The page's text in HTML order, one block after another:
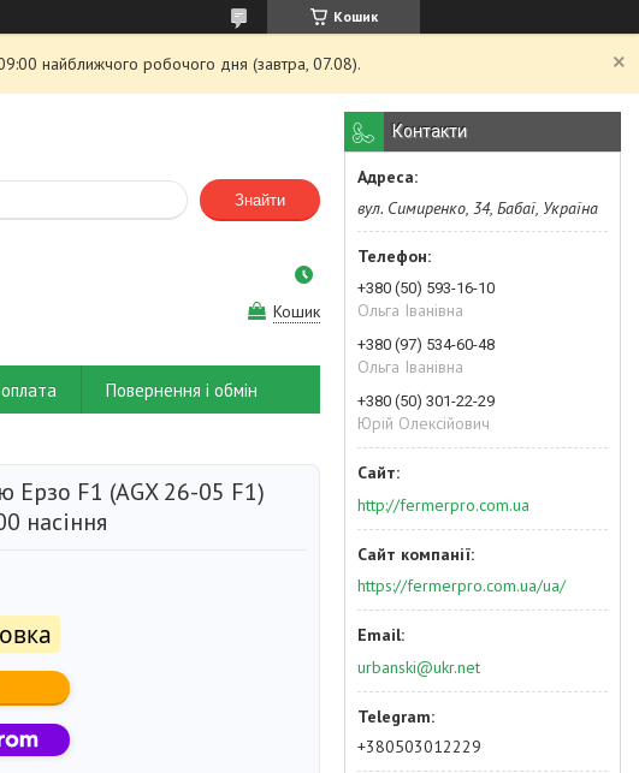
Кошик
найближчого робочого дня (завтра, 07.08).
Знайти
Кошик
Повернення і обмін
Ерзо F1 (AGX 26-05 F1)
насіння
Контакти
вул. Симиренко, 34, Бабаї, Україна
+380 (50) 593-16-10
Ольга Іванівна
+380 (97) 534-60-48
Ольга Іванівна
+380 (50) 301-22-29
Юрій Олексійович
http://fermerpro.com.ua
https://fermerpro.com.ua/ua/
urbanski@ukr.net
+380503012229